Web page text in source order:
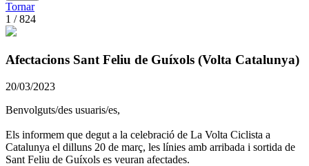
Tornar
1 / 824
Afectacions Sant Feliu de Guíxols (Volta Catalunya)
20/03/2023
Benvolguts/des usuaris/es,
Els informem que degut a la celebració de La Volta Ciclista a
Catalunya el dilluns 20 de març, les línies amb arribada i sortida de
Sant Feliu de Guíxols es veuran afectades.